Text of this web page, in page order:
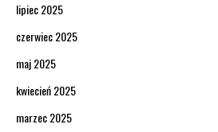
lipiec 2025
czerwiec 2025
maj 2025
kwiecień 2025
marzec 2025